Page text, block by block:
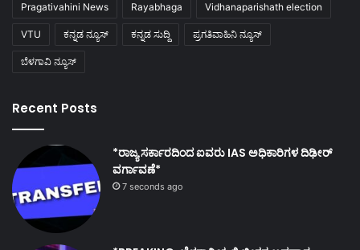
Pragativahini News Rayabhaga Vidhanaparishath election
VTU ಕನ್ನಡ ನ್ಯೂಸ್ ಕನ್ನಡ ಸುದ್ದಿ ಪ್ರಗತಿವಾಹಿನಿ ನ್ಯೂಸ್
ಬೆಳಗಾವಿ ನ್ಯೂಸ್
Recent Posts
*ರಾಜ್ಯ ಸರ್ಕಾರದಿಂದ ಐವರು IAS ಅಧಿಕಾರಿಗಳ ದಿಢೀರ್
ವರ್ಗಾವಣೆ*
7 seconds ago